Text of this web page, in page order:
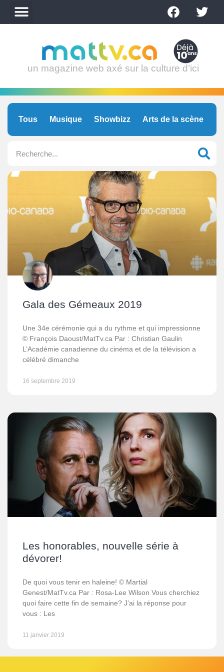
un magazine web axé sur la culture d’ici
Tous Musique Showbizz Arts de la scène
Gala des Gémeaux 2019
Une 34e cérémonie qui a du rythme et qui impressionne
© François Daoust/MatTv.ca Par : Christian Gaulin
L’Académie canadienne du cinéma et de la télévision a
célébré dimanche
16 septembre 2019
Les honorables, nouvelle série à
dévorer!
De quoi vous tenir en haleine! © Martial
Genest/MatTv.ca Par : Rosa-Lee Wilson Vous cherchiez
quoi faire cette fin de semaine? J’ai la réponse pour
vous : Les
11 janvier 2019